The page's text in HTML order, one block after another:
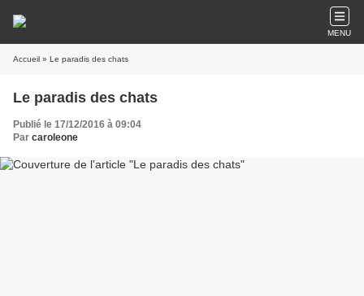
MENU
Accueil » Le paradis des chats
Le paradis des chats
Publié le 17/12/2016 à 09:04
Par caroleone